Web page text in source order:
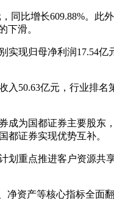
比增长609.88%。此
下滑。
现归母净利润17.54亿
50.63亿元，行业排名
为国都证券主要股东
都证券实现优势互补。
重点推进客户资源共
资产等核心指标全面